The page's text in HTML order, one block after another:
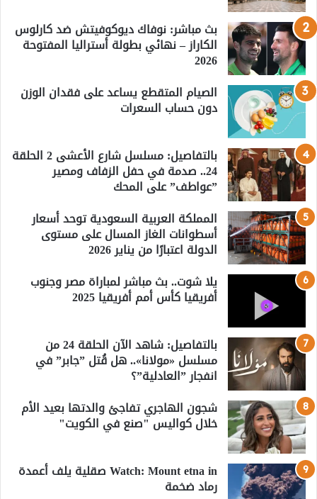
بث مباشر: نوفاك ديوكوفيتش ضد كارلوس
الكاراز – نهائي بطولة أستراليا المفتوحة
2026
الصيام المتقطع يساعد على فقدان الوزن
دون حساب السعرات
بالتفاصيل: مسلسل شارع الأعشى 2 الحلقة
24.. صدمة في حفل الزفاف ومصير
”عواطف” على المحك
المملكة العربية السعودية توحد أسعار
أسطوانات الغاز المسال على مستوى
الدولة اعتبارًا من يناير 2026
يلا شوت.. بث مباشر لمباراة مصر وجنوب
أفريقيا كأس أمم أفريقيا 2025
بالتفاصيل: شاهد الآن الحلقة 24 من
مسلسل «مولانا».. هل قُتل ”جابر” في
انفجار ”العادلية”؟
شجون الهاجري تفاجئ والدتها بعيد الأم
خلال كواليس "صنع في الكويت"
Watch: Mount etna in صقلية يلف أعمدة
رماد ضخمة